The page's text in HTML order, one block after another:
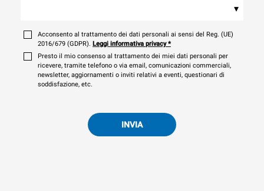
▾
Acconsento al trattamento dei dati personali ai sensi del Reg. (UE)
2016/679 (GDPR). Leggi informativa privacy*
Presto il mio consenso al trattamento dei miei dati personali per
ricevere, tramite telefono o via email, comunicazioni commerciali,
newsletter, aggiornamenti o inviti relativi a eventi, questionari di
soddisfazione, etc.
INVIA